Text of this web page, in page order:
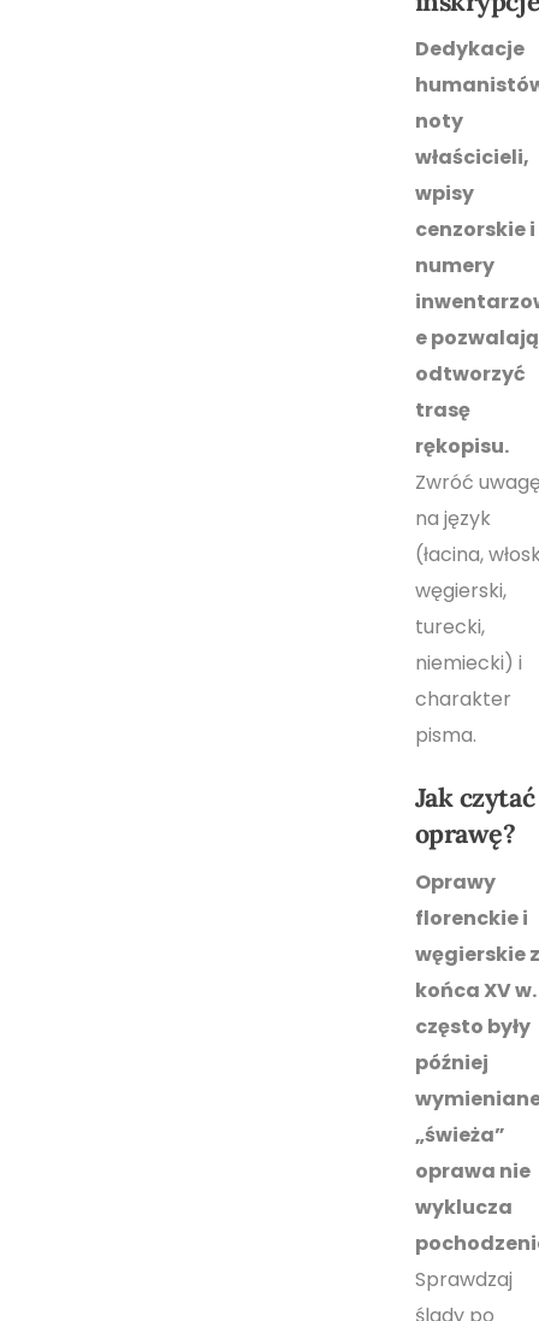
Dedykacje
noty
właścicieli,
wpisy
cenzorskie i
numery
e pozwalają
odtworzyć
trasę
rękopisu.
Zwróć
na język
(łacina,
węgierski,
turecki,
niemiecki) i
charakter
pisma.
Jak czytać
oprawę?
Oprawy
florenckie i
węgierskie z
końca XV w.
często były
później
„świeża”
oprawa nie
wyklucza
Sprawdzaj